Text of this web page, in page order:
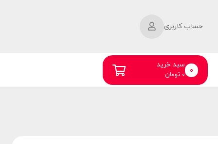
حساب کاربری
سبد خرید
تومان 0
0